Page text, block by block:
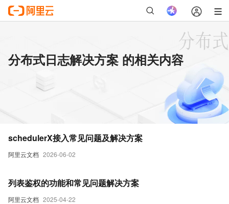
分布式日志解决方案 的相关内容
阿里云文档 2026-06-02
schedulerX接入常见问题及解决方案
阿里云文档 2025-04-22
列表鉴权的功能和常见问题解决方案